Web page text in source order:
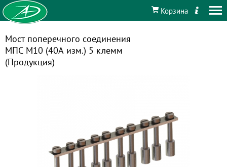
Корзина
Мост поперечного соединения
МПС М10 (40А изм.) 5 клемм
(Продукция)